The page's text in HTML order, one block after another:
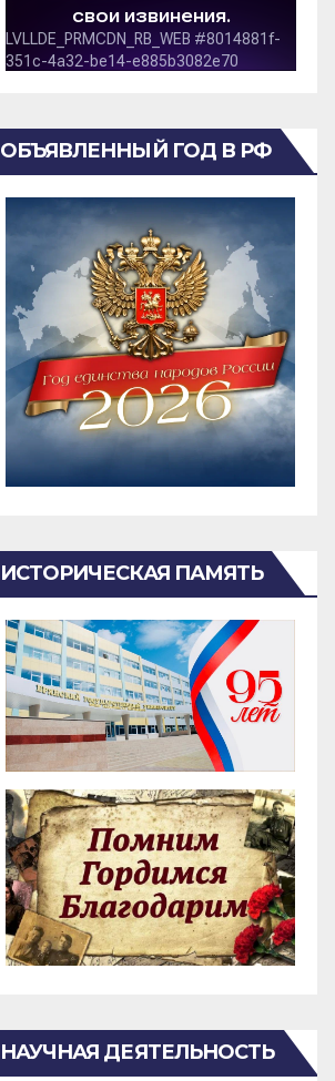
ОБЪЯВЛЕННЫЙ ГОД В РФ
ИСТОРИЧЕСКАЯ ПАМЯТЬ
НАУЧНАЯ ДЕЯТЕЛЬНОСТЬ